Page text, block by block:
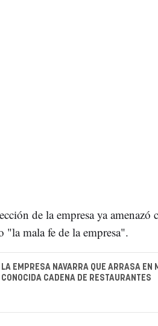
de la empresa ya amenazó
mala fe de la empresa".
LA EMPRESA NAVARRA QUE ARRASA EN
CONOCIDA CADENA DE RESTAURANTES